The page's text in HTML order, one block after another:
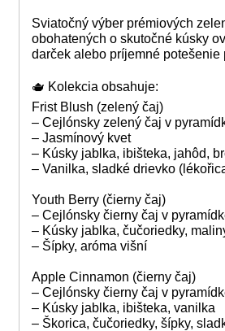
Sviatočný výber prémiových
obohatených o skutočné kúsky
darček alebo príjemné
🫖 Kolekcia obsahuje:
Frist Blush (zelený čaj)
– Cejlónsky zelený čaj v
– Jasmínový kvet
– Kúsky jablka, ibišteka, jahôd,
– Vanilka, sladké drievko
Youth Berry (čierny čaj)
– Cejlónsky čierny čaj v
– Kúsky jablka, čučoriedky,
– Šípky, aróma višní
Apple Cinnamon (čierny čaj)
– Cejlónsky čierny čaj v
– Kúsky jablka, ibišteka, vanilka
– Škorica, čučoriedky, šípky,